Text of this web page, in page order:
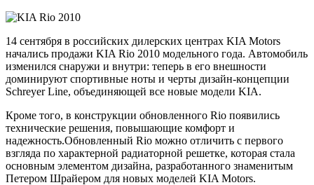
14 сентября в российских дилерских центрах KIA Motors
начались продажи KIA Rio 2010 модельного года. Автомобиль
изменился снаружи и внутри: теперь в его внешности
доминируют спортивные ноты и черты дизайн-концепции
Schreyer Line, объединяющей все новые модели KIA.
Кроме того, в конструкции обновленного Rio появились
технические решения, повышающие комфорт и
надежность.Обновленный Rio можно отличить с первого
взгляда по характерной радиаторной решетке, которая стала
основным элементом дизайна, разработанного знаменитым
Петером Шрайером для новых моделей KIA Motors.